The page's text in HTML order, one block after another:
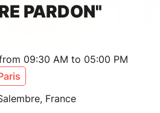
PARDON"
09:30 AM to 05:00 PM
France